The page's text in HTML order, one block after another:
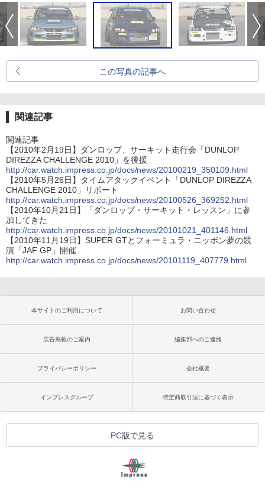
この写真の記事へ
関連記事
関連記事
【2010年2月19日】ダンロップ、サーキット走行会「DUNLOP
DIREZZA CHALLENGE 2010」を後援
http://car.watch.impress.co.jp/docs/news/20100219_350109.html
【2010年5月26日】タイムアタックイベント「DUNLOP DIREZZA
CHALLENGE 2010」リポート
http://car.watch.impress.co.jp/docs/news/20100526_369252.html
【2010年10月21日】「ダンロップ・サーキット・レッスン」に参
加してきた
http://car.watch.impress.co.jp/docs/news/20101021_401146.html
【2010年11月19日】SUPER GTとフォーミュラ・ニッポン夢の競
演「JAF GP」開催
http://car.watch.impress.co.jp/docs/news/20101119_407779.html
本サイトのご利用について お問い合わせ
広告掲載のご案内 編集部へのご連絡
プライバシーポリシー 会社概要
インプレスグループ 特定商取引法に基づく表示
PC版で見る